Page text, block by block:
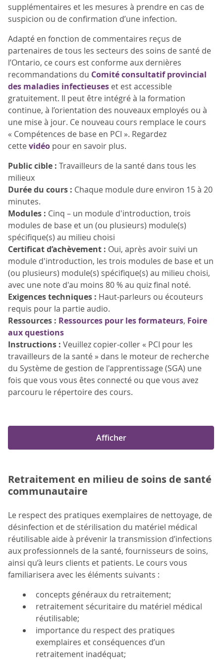
supplémentaires et les mesures à prendre en cas de
suspicion ou de confirmation d’une infection.
Adapté en fonction de commentaires reçus de
partenaires de tous les secteurs des soins de santé de
l’Ontario, ce cours est conforme aux dernières
recommandations du Comité consultatif provincial
des maladies infectieuses et est accessible
gratuitement. Il peut être intégré à la formation
continue, à l’orientation des nouveaux employés ou à
une mise à jour. Ce nouveau cours remplace le cours
« Compétences de base en PCI ». Regardez
cettevidéo pour en savoir plus.
Public cible : Travailleurs de la santé dans tous les
milieux
Durée du cours : Chaque module dure environ 15 à 20
minutes.
Modules : Cinq – un module d'introduction, trois
modules de base et un (ou plusieurs) module(s)
spécifique(s) au milieu choisi
Certificat d’achèvement : Oui, après avoir suivi un
module d'introduction, les trois modules de base et un
(ou plusieurs) module(s) spécifique(s) au milieu choisi,
avec une note d'au moins 80 % au quiz final noté.
Exigences techniques : Haut-parleurs ou écouteurs
requis pour la partie audio.
Ressources : Ressources pour les formateurs, Foire
aux questions
Instructions : Veuillez copier-coller « PCI pour les
travailleurs de la santé » dans le moteur de recherche
du Système de gestion de l'apprentissage (SGA) une
fois que vous vous êtes connecté ou que vous avez
parcouru le répertoire des cours.
Afficher
Retraitement en milieu de soins de santé
communautaire
Le respect des pratiques exemplaires de nettoyage, de
désinfection et de stérilisation du matériel médical
réutilisable aide à prévenir la transmission d’infections
aux professionnels de la santé, fournisseurs de soins,
ainsi qu’à leurs clients et patients. Le cours vous
familiarisera avec les éléments suivants :
concepts généraux du retraitement;
retraitement sécuritaire du matériel médical
réutilisable;
importance du respect des pratiques
exemplaires et conséquences d’un
retraitement inadéquat;